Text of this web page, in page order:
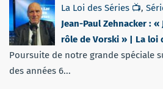
La Loi des Séries 📺,
Jean-Paul Zehnacker :
rôle de Vorski » | La loi
Poursuite de notre grande spéciale
des années 6...